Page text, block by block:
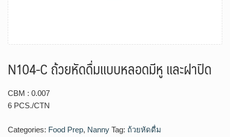
N104-C ถ้วยหัดดื่มแบบหลอดมีหู และฝาปิด
CBM : 0.007
6 PCS./CTN
Categories: Food Prep, Nanny Tag: ถ้วยหัดดื่ม